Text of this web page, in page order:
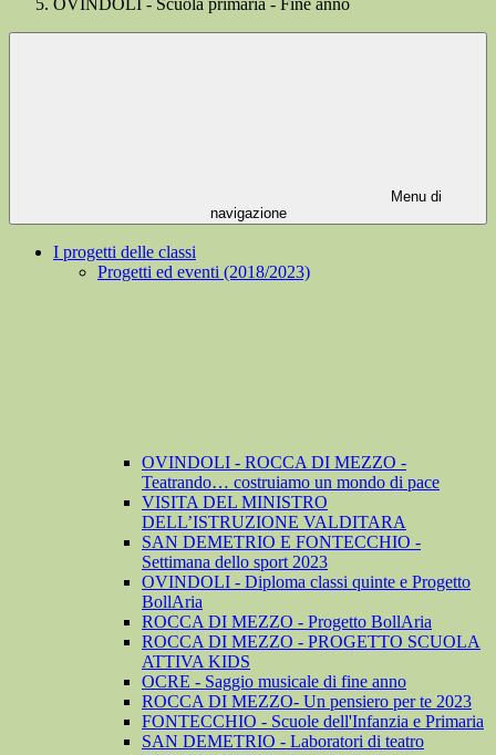
OVINDOLI - Scuola primaria - Fine anno
Menu di
navigazione
I progetti delle classi
Progetti ed eventi (2018/2023)
OVINDOLI - ROCCA DI MEZZO -
Teatrando… costruiamo un mondo di pace
VISITA DEL MINISTRO
DELL’ISTRUZIONE VALDITARA
SAN DEMETRIO E FONTECCHIO -
Settimana dello sport 2023
OVINDOLI - Diploma classi quinte e Progetto
BollAria
ROCCA DI MEZZO - Progetto BollAria
ROCCA DI MEZZO - PROGETTO SCUOLA
ATTIVA KIDS
OCRE - Saggio musicale di fine anno
ROCCA DI MEZZO- Un pensiero per te 2023
FONTECCHIO - Scuole dell'Infanzia e Primaria
SAN DEMETRIO - Laboratori di teatro